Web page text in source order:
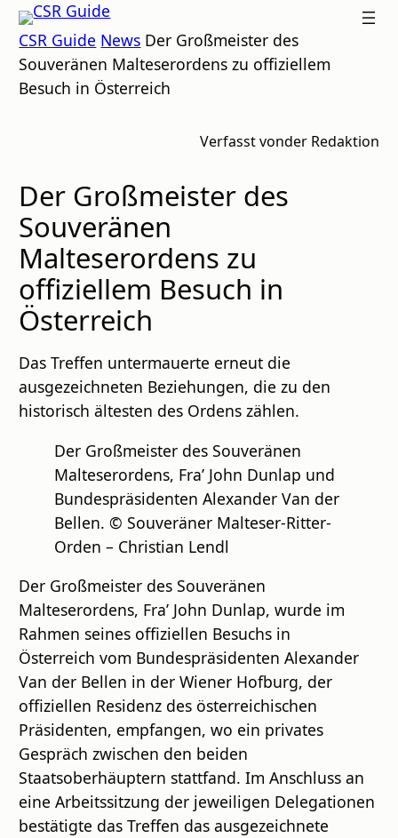
Zum
Inhalt
springen
CSR
GUIDE
CSR Guide News Der Großmeister des
Souveränen Malteserordens zu offiziellem
Besuch in Österreich
Verfasst vonder Redaktion
Der Großmeister des
Souveränen
Malteserordens zu
offiziellem Besuch in
Österreich
Das Treffen untermauerte erneut die
ausgezeichneten Beziehungen, die zu den
historisch ältesten des Ordens zählen.
Der Großmeister des Souveränen
Malteserordens, Fra’ John Dunlap und
Bundespräsidenten Alexander Van der
Bellen. © Souveräner Malteser-Ritter-
Orden – Christian Lendl
Der Großmeister des Souveränen
Malteserordens, Fra’ John Dunlap, wurde im
Rahmen seines offiziellen Besuchs in
Österreich vom Bundespräsidenten Alexander
Van der Bellen in der Wiener Hofburg, der
offiziellen Residenz des österreichischen
Präsidenten, empfangen, wo ein privates
Gespräch zwischen den beiden
Staatsoberhäuptern stattfand. Im Anschluss an
eine Arbeitssitzung der jeweiligen Delegationen
bestätigte das Treffen das ausgezeichnete